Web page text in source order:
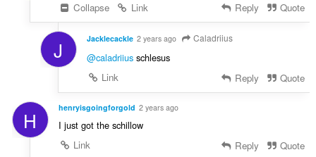
Collapse
Link Reply Quote
J Jacklecackle 2 years ago Caladriius
@caladriiusschlesus
Link
Reply Quote
H henryisgoingforgold 2 years ago
I just got the schillow
Link
Reply Quote